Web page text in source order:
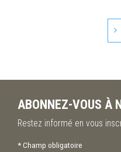
ABONNEZ-VOUS À
Restez informé en vous
*Champ obligatoire